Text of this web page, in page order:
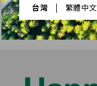
台灣 繁體中文